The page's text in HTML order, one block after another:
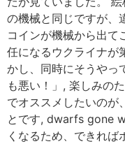
の機械と同じですが、
コインが機械から出て
任になるウクライナが
かし、同時にそうやっ
も悪い！」, 楽しみの
でオススメしたいのが
とです, dwarfs gone
くなるため、できれば